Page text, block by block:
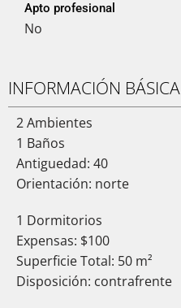
Apto profesional
No
INFORMACIÓN BÁSICA
2 Ambientes
1 Baños
Antiguedad: 40
Orientación: norte
1 Dormitorios
Expensas: $100
Superficie Total: 50 m²
Disposición: contrafrente